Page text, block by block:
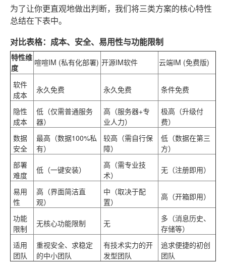
为了让你更直观地做出判断，我们将三类方案的核心特性
总结在下表中。
对比表格：成本、安全、易用性与功能限制
特性维
度
喧喧IM (私有化部署) 开源IM软件 云端IM (免费版)
软件
成本
永久免费 永久免费 条件免费
隐性
成本
低（仅需普通服务
器）
高（服务器+专
业人力）
极高（升级付
费）
数据
安全
最高（数据100%私
有）
较高（需自行保
障）
低（数据在第三
方）
部署
难度
低（一键安装）
高（需专业技
术）
无（注册即用）
易用
性
高（界面简洁直
观）
中（取决于配
置）
高（开箱即用）
功能
限制
无核心功能限制 无
多（消息历史、
存储等）
适用
团队
重视安全、求稳定
的中小团队
有技术实力的开
发型团队
追求便捷的初创
团队